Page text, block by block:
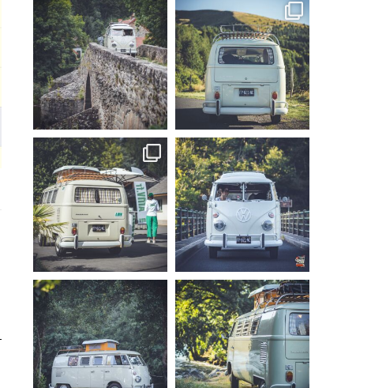
becombi
Sep 15
219
3
becombi
Sep 12
216
3
becombi
Sep 10
220
4
becombi
Août 10
177
0
becombi
Août 10
becombi
Août 10